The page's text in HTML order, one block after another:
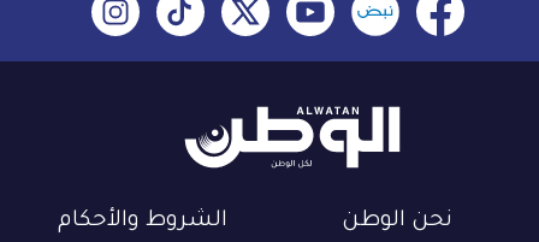
نحن الوطن الشروط والأحكام